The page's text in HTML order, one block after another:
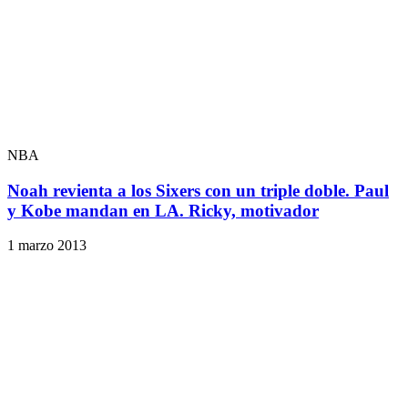
NBA
Noah revienta a los Sixers con un triple doble. Paul
y Kobe mandan en LA. Ricky, motivador
1 marzo 2013